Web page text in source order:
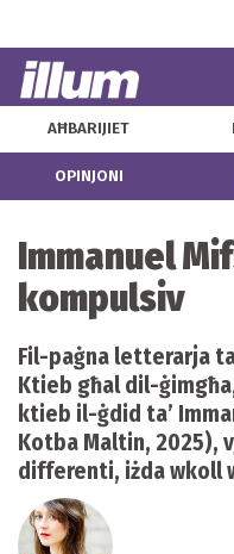
AĦBARIJIET
OPINJONI
Immanuel
kompulsiv
Fil-paġna letterarja
Ktieb għal dil-
ktieb il-ġdid ta’
Kotba Maltin, 2025),
differenti, iżda wkoll